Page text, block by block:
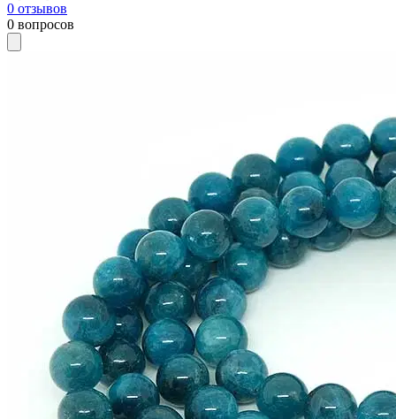
0 отзывов
0 вопросов